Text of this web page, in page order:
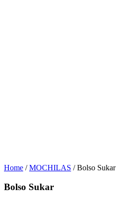
Home /MOCHILAS / Bolso Sukar
Bolso Sukar